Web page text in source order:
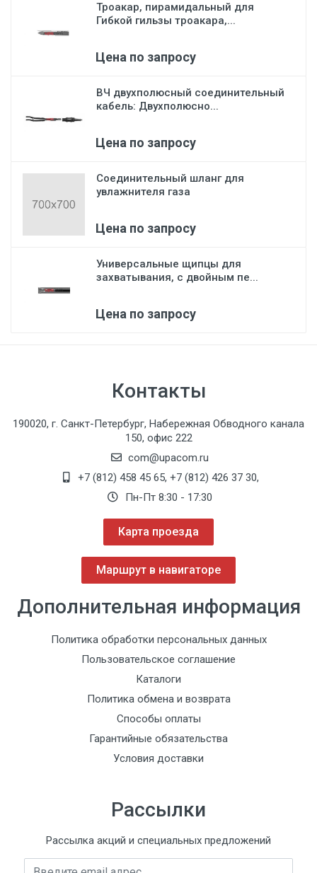
Троакар, пирамидальный для
Гибкой гильзы троакара,...
Цена по запросу
ВЧ двухполюсный соединительный
кабель: Двухполюсно...
Цена по запросу
Соединительный шланг для
увлажнителя газа
Цена по запросу
Универсальные щипцы для
захватывания, с двойным пе...
Цена по запросу
Контакты
190020, г. Санкт-Петербург, Набережная Обводного канала
150, офис 222
com@upacom.ru
+7 (812) 458 45 65, +7 (812) 426 37 30,
Пн-Пт 8:30 - 17:30
Карта проезда
Маршрут в навигаторе
Дополнительная информация
Политика обработки персональных данных
Пользовательское соглашение
Каталоги
Политика обмена и возврата
Способы оплаты
Гарантийные обязательства
Условия доставки
Рассылки
Рассылка акций и специальных предложений